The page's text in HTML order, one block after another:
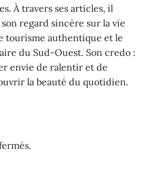
À travers ses articles, il
regard sincère sur la vie
tourisme authentique et le
du Sud-Ouest. Son credo :
envie de ralentir et de
la beauté du quotidien.